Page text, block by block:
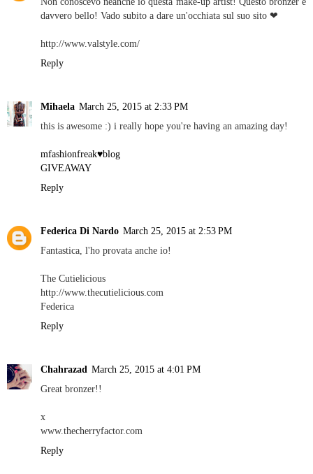
davvero bello! Vado subito a dare un'occhiata sul suo sito ❤
http://www.valstyle.com/
Reply
Mihaela March 25, 2015 at 2:33 PM
this is awesome :) i really hope you're having an amazing day!
mfashionfreak♥blog
GIVEAWAY
Reply
Federica Di Nardo March 25, 2015 at 2:53 PM
Fantastica, l'ho provata anche io!
The Cutielicious
http://www.thecutielicious.com
Federica
Reply
Chahrazad March 25, 2015 at 4:01 PM
Great bronzer!!
x
www.thecherryfactor.com
Reply